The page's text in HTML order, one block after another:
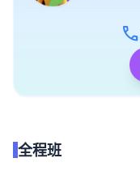
call
全程班